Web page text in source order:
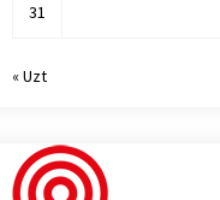
31
« Uzt